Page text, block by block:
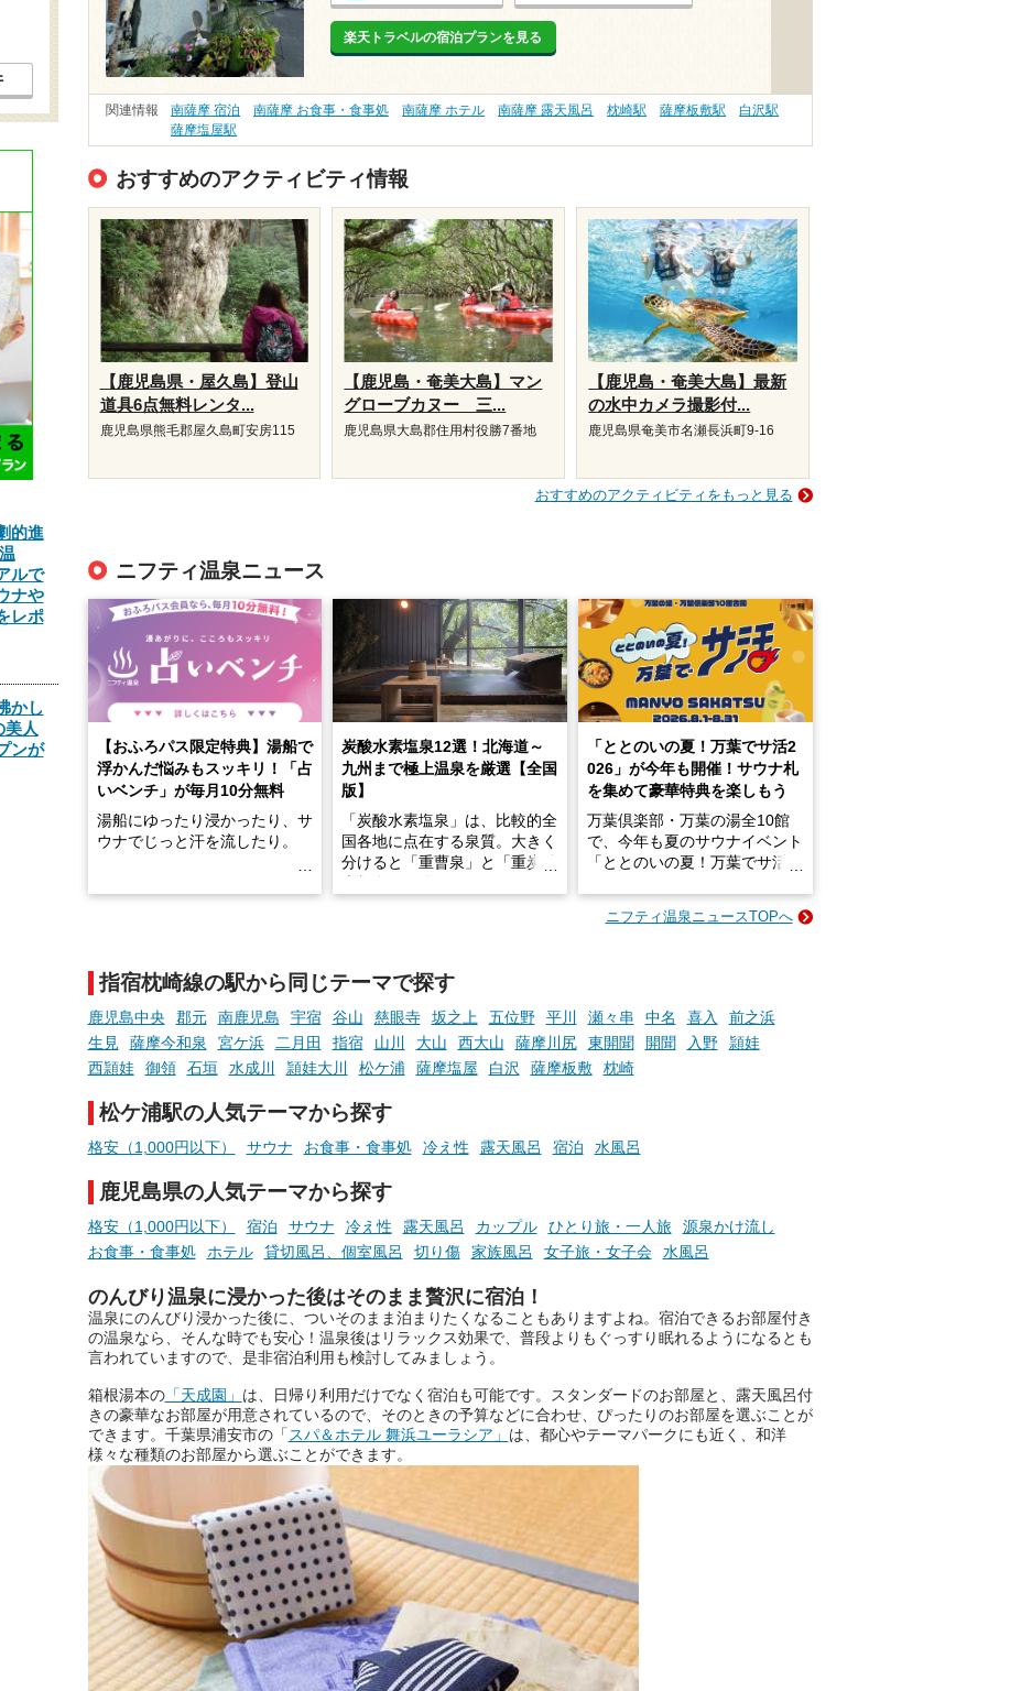
楽天トラベルの宿泊プランを見る
関連情報 南薩摩 宿泊 南薩摩 お食事・食事処 南薩摩 ホテル 南薩摩 露天風呂 枕崎駅 薩摩板敷駅
白沢駅
薩摩塩屋駅
おすすめのアクティビティ情報
【鹿児島県・屋久島】登山
道具6点無料レンタ...
鹿児島県熊毛郡屋久島町安房115
【鹿児島・奄美大島】マン
グローブカヌー 三...
鹿児島県大島郡住用村役勝7番地
【鹿児島・奄美大島】最新
の水中カメラ撮影付...
鹿児島県奄美市名瀬長浜町9-16
おすすめのアクティビティをもっと見る
ニフティ温泉ニュース
【おふろパス限定特典】湯船で
浮かんだ悩みもスッキリ！「占
いベンチ」が毎月10分無料
湯船にゆったり浸かったり、サ
ウナでじっと汗を流したり。
た「これからのこと」や「ちょ
っとした悩み」が、頭に浮かん
でくることはありませんか？
らこそ向き合える、大切な自分
そんな心のつぶやきを、湯あが
りの温まった心のまま相談でき
たら素敵ですよね。
ニフティ温泉の「占いベンチ」
は、そんなあなたの心のつぶや
きをプロの占い師に相談するこ
とができるサービスです。
おふろパス会員様なら、この特
別なひとときを「毎月10分無
料」でご利用いただけます。
お湯で体がほぐれたら、次は占
い師さんとお話しして、心もほ
ぐしてみませんか？
炭酸水素塩泉12選！北海道～
九州まで極上温泉を厳選【全国
版】
「炭酸水素塩泉」は、比較的全
国各地に点在する泉質。大きく
分けると「重曹泉」と「重炭酸
す。
今回は筆者自ら入浴した中か
ら、日本各地にある炭酸水素塩
泉を12施設セレクト。すべて
しと泉質の良さにこだわりつ
を厳選しました。
「ととのいの夏！万葉でサ活2
026」が今年も開催！サウナ札
を集めて豪華特典を楽しもう
万葉倶楽部・万葉の湯全10館
で、今年も夏のサウナイベント
「ととのいの夏！万葉でサ活2
2026年8月1日（土）～8月31
札」を集めることで、オリジナ
ルグッズや無料券などの特典と
交換可能。
ントも予定されています。ぜひ
───
提供元：万葉倶楽部株式会社
【PR】
ニフティ温泉ニュースTOPへ
指宿枕崎線の駅から同じテーマで探す
鹿児島中央 郡元 南鹿児島 宇宿 谷山 慈眼寺 坂之上 五位野 平川 瀬々串 中名 喜入
前之浜
生見
薩摩今和泉 宮ケ浜 二月田 指宿 山川 大山 西大山 薩摩川尻 東開聞 開聞 入野
頴娃
西頴娃
御領 石垣 水成川 頴娃大川 松ケ浦 薩摩塩屋 白沢 薩摩板敷 枕崎
松ケ浦駅の人気テーマから探す
格安（1,000円以下） サウナ お食事・食事処 冷え性 露天風呂 宿泊 水風呂
鹿児島県の人気テーマから探す
格安（1,000円以下） 宿泊 サウナ 冷え性 露天風呂 カップル ひとり旅・一人旅
源泉かけ流し
お食事・食事処
ホテル 貸切風呂、個室風呂 切り傷 家族風呂 女子旅・女子会 水風呂
のんびり温泉に浸かった後はそのまま贅沢に宿泊！
温泉にのんびり浸かった後に、ついそのまま泊まりたくなることもありますよね。宿泊できるお部屋付き
の温泉なら、そんな時でも安心！温泉後はリラックス効果で、普段よりもぐっすり眠れるようになるとも
言われていますので、是非宿泊利用も検討してみましょう。
箱根湯本の「天成園」 は、日帰り利用だけでなく宿泊も可能です。スタンダードのお部屋と、露天風呂付
きの豪華なお部屋が用意されているので、そのときの予算などに合わせ、ぴったりのお部屋を選ぶことが
できます。千葉県浦安市の「 スパ＆ホテル 舞浜ユーラシア」 は、都心やテーマパークにも近く、和洋
様々な種類のお部屋から選ぶことができます。
的進
ルで
ナや
レポ
かし
美人
ンが